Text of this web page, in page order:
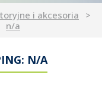
i akcesoria
n/a
N/A